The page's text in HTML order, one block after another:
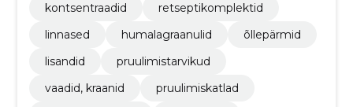
kontsentraadid
retseptikomplektid
linnased
humalagraanulid
õllepärmid
lisandid
pruulimistarvikud
vaadid, kraanid
pruulimiskatlad